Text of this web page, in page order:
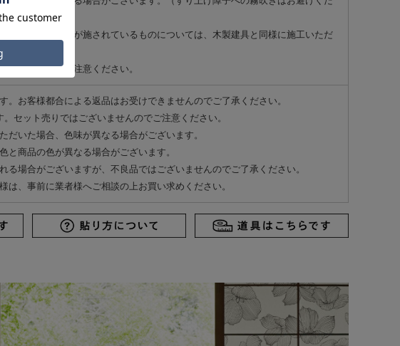
下地加工処理が施されているものについては、木製建具と同様に施工いただ
やすいのでご注意ください。
お客様都合による返品はお受けできませんのでご了承ください。
セット売りではございませんのでご注意ください。
いた場合、色味が異なる場合がございます。
商品の色が異なる場合がございます。
場合がございますが、不良品ではございませんのでご了承ください。
、事前に業者様へご相談の上お買い求めください。